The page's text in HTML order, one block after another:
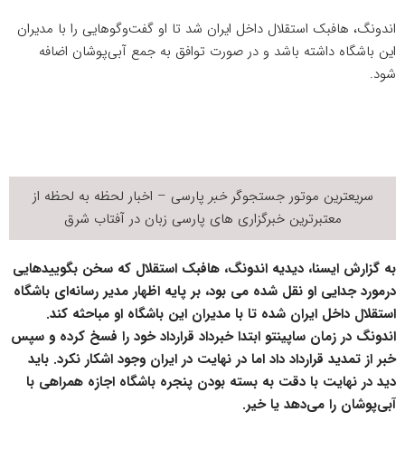
اندونگ، هافبک استقلال داخل ایران شد تا او گفت‌وگوهایی را با مدیران
این باشگاه داشته باشد و در صورت توافق به جمع آبی‌پوشان اضافه
شود.
سریعترین موتور جستجوگرخبر پارسی – اخبار لحظه به لحظه از
معتبرترین خبرگزاری های پارسی زبان درآفتاب شرق
به گزارش ایسنا، دیدیه اندونگ، هافبک استقلال که سخن بگویید‌هایی
درمورد جدایی او نقل شده می بود، بر پایه اظهار مدیر رسانه‌ای باشگاه
استقلال داخل ایران شده تا با مدیران این باشگاه او مباحثه کند.
اندونگ در زمان ساپینتو ابتدا خبرداد قرارداد خود را فسخ کرده و سپس
خبر از تمدید قرارداد داد اما در نهایت در ایران وجود اشکار نکرد. باید
دید در نهایت با دقت به بسته بودن پنجره باشگاه اجازه همراهی با
آبی‌پوشان را می‌دهد یا خیر.